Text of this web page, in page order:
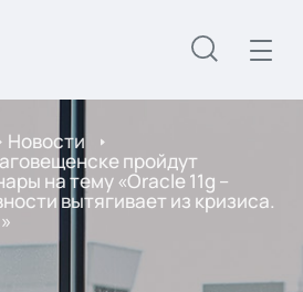
Новости
пройдут
на тему «Oracle 11g –
вытягивает из кризиса.